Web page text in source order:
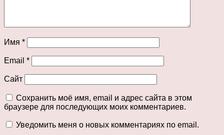
Имя *
Email *
Сайт
Сохранить моё имя, email и адрес сайта в этом
браузере для последующих моих комментариев.
Уведомить меня о новых комментариях по email.